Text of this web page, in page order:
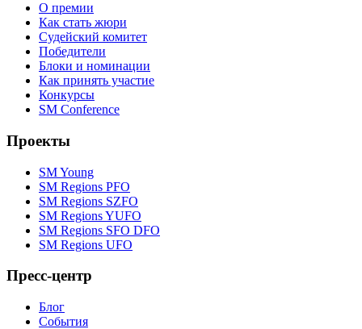
О премии
Как стать жюри
Судейский комитет
Победители
Блоки и номинации
Как принять участие
Конкурсы
SM Conference
Проекты
SM Young
SM Regions PFO
SM Regions SZFO
SM Regions YUFO
SM Regions SFO DFO
SM Regions UFO
Пресс-центр
Блог
События